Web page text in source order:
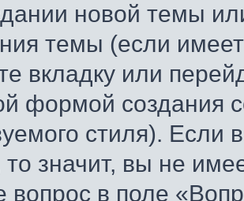
новой темы
темы (если
вкладку или
формой создания
стиля). Если
значит, вы не
вопрос в поле